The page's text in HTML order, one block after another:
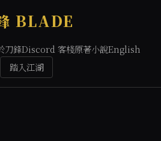
BLADE
刀鋒Discord 客棧原著小說English
踏入江湖